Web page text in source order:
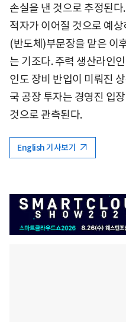
손실을 낸 것으로 추정된
적자가 이어질 것으로 예
(반도체)부문장을 맡은 이
는 기조다. 주력 생산라인
인도 장비 반입이 미뤄진
국 공장 투자는 경영진 입
것으로 관측된다.
English 기사보기